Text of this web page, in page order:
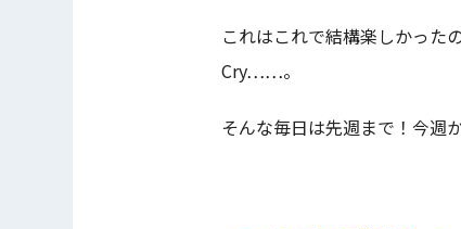
これはこれで結構楽しかっ
Cry……。
そんな毎日は先週まで！今週